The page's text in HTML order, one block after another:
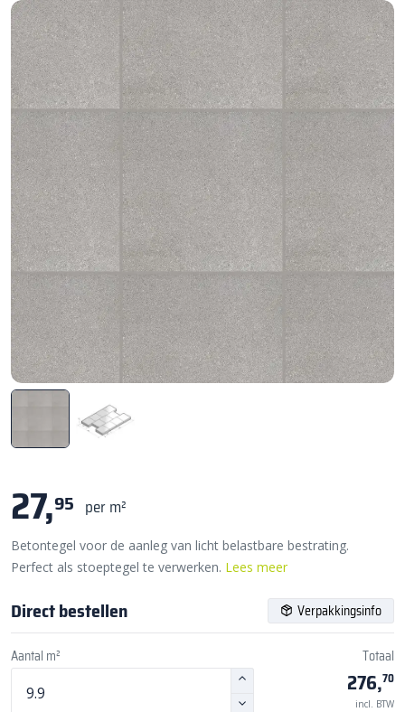
27,95 per m²
Betontegel voor de aanleg van licht belastbare bestrating.
Perfect als stoeptegel te verwerken. Lees meer
Direct bestellen Verpakkingsinfo
Aantal m² Totaal
276,70
incl. BTW